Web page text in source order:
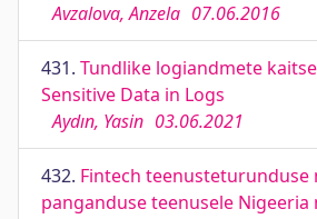
Avzalova, Anzela 07.06.2016
431. Tundlike logiandmete
Sensitive Data in Logs
Aydın, Yasin 03.06.2021
432. Fintech teenusteturunduse
panganduse teenusele Nigeeria